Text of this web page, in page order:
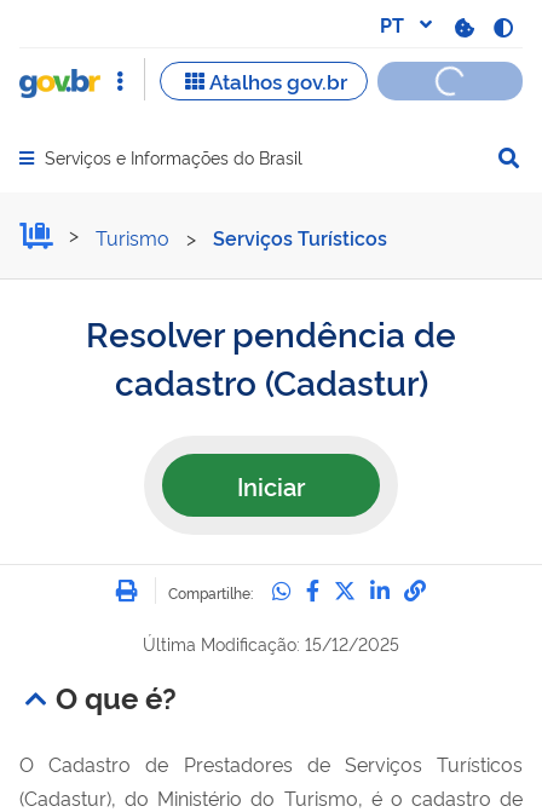
Abrir menu principal de navegação
Serviços e Informações do Brasil
Resolver pendência de
Turismo > Serviços Turísticos
Resolver pendência de
cadastro (Cadastur)
Iniciar
Imprimir
Compartilhe: Compartilhe no
Compartilhe no
Compartilhe no
Compartilhe
Última Modificação: 15/12/2025
O que é?
O Cadastro de Prestadores de Serviços Turísticos
(Cadastur), do Ministério do Turismo, é o cadastro de